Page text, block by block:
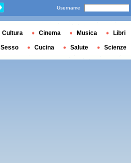
Username
Cultura Cinema Musica Libri
Sesso Cucina Salute Scienze